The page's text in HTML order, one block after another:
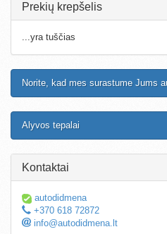
Prekių krepšelis
...yra tuščias
Norite, kad mes surastume Jums
Alyvos tepalai
Kontaktai
autodidmena
+370 618 72872
info@autodidmena.lt